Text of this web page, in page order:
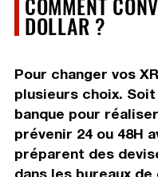
DOLLAR ?
Pour changer vos
plusieurs choix.
banque pour
prévenir 24 ou 48H
préparent des
dans les bureaux de